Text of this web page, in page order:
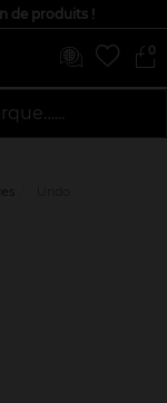
de produits !
0